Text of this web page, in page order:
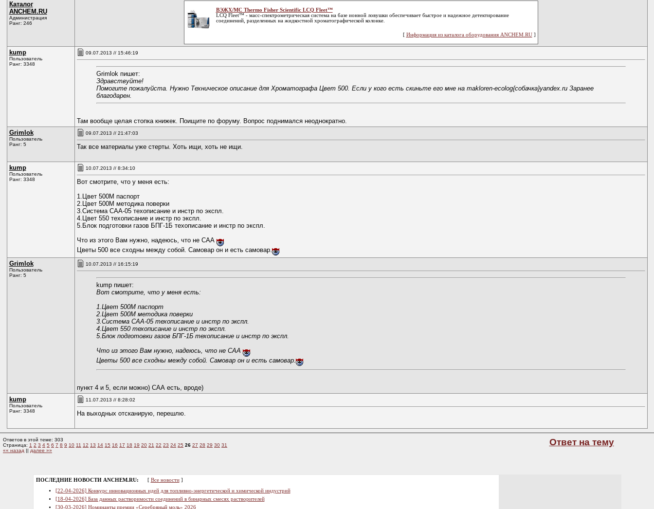
Каталог
ANCHEM.RU
Администрация
Ранг: 246
ВЭЖХ/МС Thermo Fisher Scientific LCQ Fleet™
LCQ Fleet™ - масс-спектрометрическая система на базе ионной ловушки обеспечивает быстрое и надежное детектирование
соединений, разделенных на жидкостной хроматографической колонке.
[ Информация из каталога оборудования ANCHEM.RU]
kump
Пользователь
Ранг: 3348
09.07.2013 // 15:46:19
Grimlok пишет:
Здравствуйте!
Помогите пожалуйста. Нужно Техническое описание для Хроматографа Цвет 500. Если у кого есть скиньте его мне на makloren-ecolog{собачка}yandex.ru Заранее
благодарен.
Там вообще целая стопка книжек. Поищите по форуму. Вопрос поднимался неоднократно.
Grimlok
Пользователь
Ранг: 5
09.07.2013 // 21:47:03
Так все материалы уже стерты. Хоть ищи, хоть не ищи.
kump
Пользователь
Ранг: 3348
10.07.2013 // 8:34:10
Вот смотрите, что у меня есть:
1.Цвет 500М паспорт
2.Цвет 500М методика поверки
3.Система САА-05 техописание и инстр по экспл.
4.Цвет 550 техописание и инстр по экспл.
5.Блок подготовки газов БПГ-1Б техописание и инстр по экспл.
Что из этого Вам нужно, надеюсь, что не САА
Цветы 500 все сходны между собой. Самовар он и есть самовар.
Grimlok
Пользователь
Ранг: 5
10.07.2013 // 16:15:19
kump пишет:
Вот смотрите, что у меня есть:
1.Цвет 500М паспорт
2.Цвет 500М методика поверки
3.Система САА-05 техописание и инстр по экспл.
4.Цвет 550 техописание и инстр по экспл.
5.Блок подготовки газов БПГ-1Б техописание и инстр по экспл.
Что из этого Вам нужно, надеюсь, что не САА
Цветы 500 все сходны между собой. Самовар он и есть самовар.
пункт 4 и 5, если можно) САА есть, вроде)
kump
Пользователь
Ранг: 3348
11.07.2013 // 8:28:02
На выходных отсканирую, перешлю.
Ответов в этой теме: 303
Страница: 1 2 3 4 5 6 7 8 9 10 11 12 13 14 15 16 17 18 19 20 21 22 23 24 25 26 27 28 29 30 31
«« назад || далее »»
Ответ на тему
ПОСЛЕДНИЕ НОВОСТИ ANCHEM.RU: [ Все новости]
[22-04-2026] Конкурс инновационных идей для топливно-энергетической и химической индустрий
[18-04-2026] База данных растворимости соединений в бинарных смесях растворителей
[30-03-2026] Номинанты премии «Серебряный моль» 2026